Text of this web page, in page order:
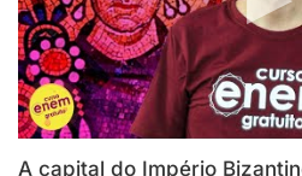
A capital do Império